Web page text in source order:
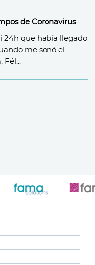
de Coronavirus
24h que había llegado
me sonó el
Fél...